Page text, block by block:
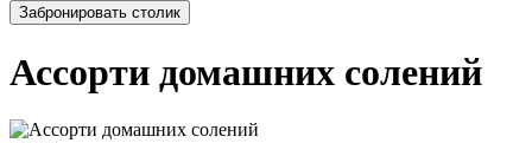
Забронировать столик
Ассорти домашних солений